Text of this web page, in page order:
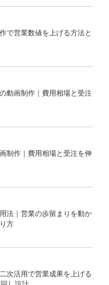
で営業数値を上げる方法と
動画制作｜費用相場と受注
制作｜費用相場と受注を伸
法｜営業の歩留まりを動か
方
次活用で営業成果を上げる